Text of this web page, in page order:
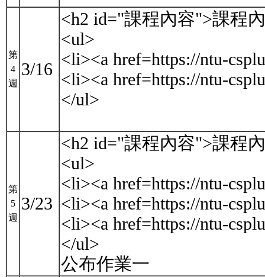
第
4
週
3/16
<h2 id="課程內容">課程
<ul>
<li><a href=https://ntu-
<li><a href=https://ntu-
</ul>
第
5
週
3/23
<h2 id="課程內容">課程
<ul>
<li><a href=https://ntu-
<li><a href=https://ntu-
<li><a href=https://ntu-
</ul>
公布作業一